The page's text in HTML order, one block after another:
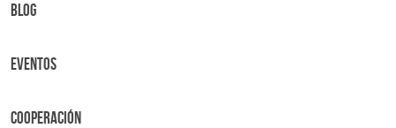
BLOG
Eventos
Cooperación